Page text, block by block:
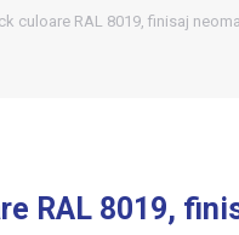
culoare RAL 8019, finisaj
RAL 8019,